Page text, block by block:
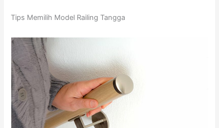
Tips Memilih Model Railing Tangga